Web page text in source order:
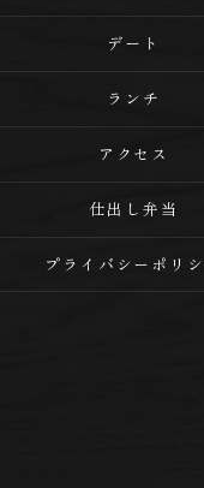
デート
ランチ
アクセス
仕出し弁当
プライバシーポリ